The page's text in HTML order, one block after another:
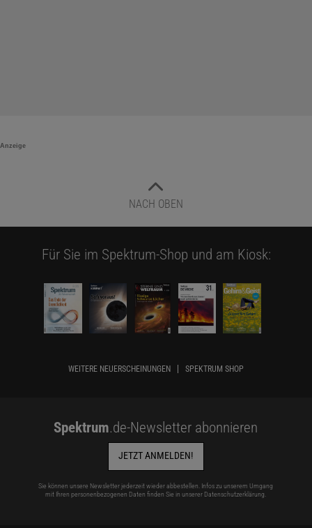
Anzeige
NACH OBEN
Für Sie im Spektrum-Shop und am Kiosk:
WEITERE NEUERSCHEINUNGEN SPEKTRUM SHOP
Spektrum.de-Newsletter abonnieren
JETZT ANMELDEN!
Sie können unsere Newsletter jederzeit wieder abbestellen. Infos zu unserem Umgang
mit Ihren personenbezogenen Daten finden Sie in unserer Datenschutzerklärung